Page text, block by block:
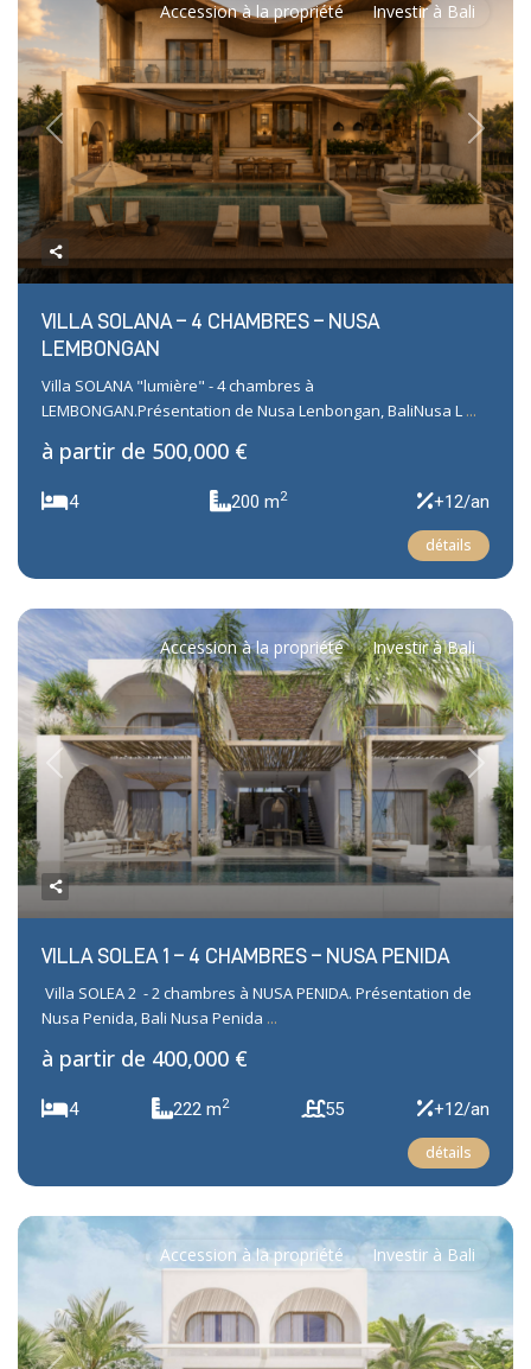
Previous Next
Accession à la propriété Investir à Bali
VILLA SOLANA – 4 CHAMBRES – NUSA
LEMBONGAN
Villa SOLANA "lumière" - 4 chambres à
LEMBONGAN.Présentation de Nusa Lenbongan, BaliNusa L ...
à partir de 500,000 €
4 200 m2 +12/an
détails
Previous Next
Accession à la propriété Investir à Bali
VILLA SOLEA 1 – 4 CHAMBRES – NUSA PENIDA
Villa SOLEA 2 - 2 chambres à NUSA PENIDA. Présentation de
Nusa Penida, Bali Nusa Penida ...
à partir de 400,000 €
4 222 m2 55 +12/an
détails
Accession à la propriété Investir à Bali